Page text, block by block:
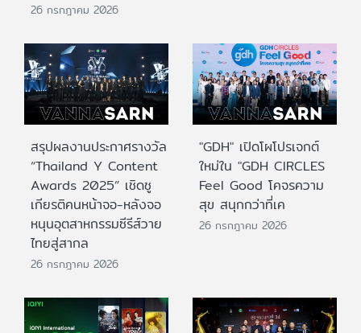
26 กรกฎาคม 2026
สรุปผลงานประกาศรางวัล
“Thailand Y Content
Awards 2025” เชิดชู
เกียรติคนหน้าจอ-หลังจอ
หนุนอุตสาหกรรมซีรีส์วาย
ไทยสู่สากล
26 กรกฎาคม 2026
"GDH" เปิดโผโปรเจกต์
ใหม่ใน "GDH CIRCLES
Feel Good โคจรความ
สุข สนุกกว่าที่เค
26 กรกฎาคม 2026